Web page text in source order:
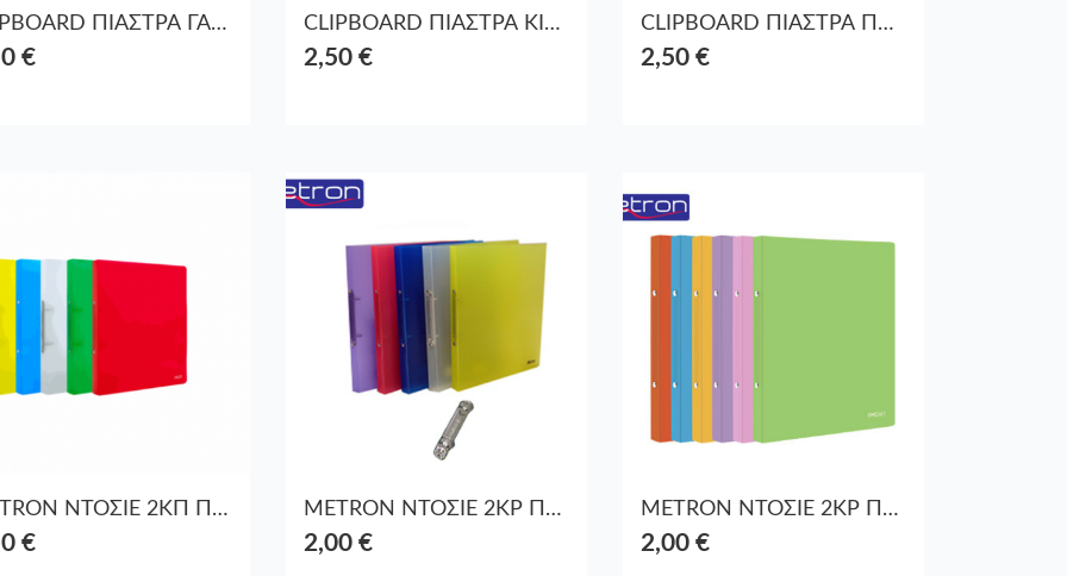
CLIPBOARD ΠΙΑΣΤΡΑ ΓΑΛΑΖΙΟ PASTEL
€
CLIPBOARD ΠΙΑΣΤΡΑ ΚΙΤΡΙΝΟ PASTEL
2,50 €
CLIPBOARD ΠΙΑΣΤΡΑ ΠΡΑΣΙΝΟ ΠΑΣΤΕΛ
2,50 €
METRON ΝΤΟΣΙΕ 2ΚΠ ΠΛΑΣΤ Α4 4CM 04907-08-09-12-15 ΔΙΑΦ ΑΣΣΟΡΤΙ 5Τ
€
METRON ΝΤΟΣΙΕ 2ΚΡ ΠΛΑΣT. 19x26x2cm 06106-15 ΔΙΑΦ.ΑΣΣΟΡΤΙ
2,00 €
METRON ΝΤΟΣΙΕ 2ΚΡ ΠΛΑΣT. 19x26x2cm 06315-40 FUN ΑΣΣΟΡΤΙ
2,00 €